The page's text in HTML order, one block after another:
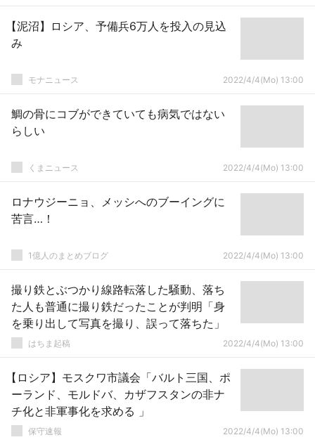
【泥沼】ロシア、予備兵6万人を投入の見込
み
モナニュース 2022/4/4(Mo) 13:00
鯛の骨にコブができていても病気ではない
らしい
くまニュース 2022/4/4(Mo) 13:00
ロナウジーニョ、メッシへのブーイングに
苦言…！
1億人のまとめブログ 2022/4/4(Mo) 13:00
撮り鉄とぶつかり線路転落した騒動、落ち
た人も普通に撮り鉄だったことが判明「身
を乗り出して写真を撮り、誤って落ちた」
はちま起稿 2022/4/4(Mo) 13:00
【ロシア】モスクワ市議会「バルト三国、ポ
ーランド、モルドバ、カザフスタンの非ナ
チ化と非軍事化を求める 」
保守速報 2022/4/4(Mo) 13:00